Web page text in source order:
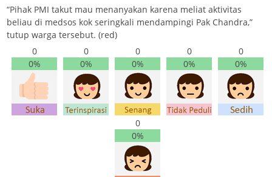
“Pihak PMI takut mau menanyakan karena meliat aktivitas
beliau di medsos kok seringkali mendampingi Pak Chandra,”
tutup warga tersebut. (red)
0
0%
0
0%
0
0%
0
0%
0
0%
0
0%